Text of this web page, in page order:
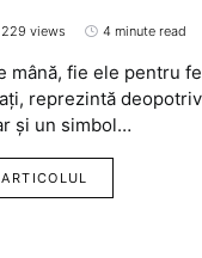
229 views 4 minute read
mână, fie ele pentru
reprezintă
și un simbol…